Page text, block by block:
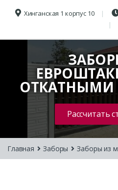
Хинганская 1 корпус 10
ОТКАТНЫМИ
Рассчитать
Главная Заборы Заборы из